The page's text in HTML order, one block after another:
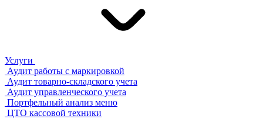
Услуги
Аудит работы с маркировкой
Аудит товарно-складского учета
Аудит управленческого учета
Портфельный анализ меню
ЦТО кассовой техники